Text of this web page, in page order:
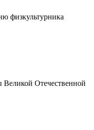
физкультурника
Великой Отечественной